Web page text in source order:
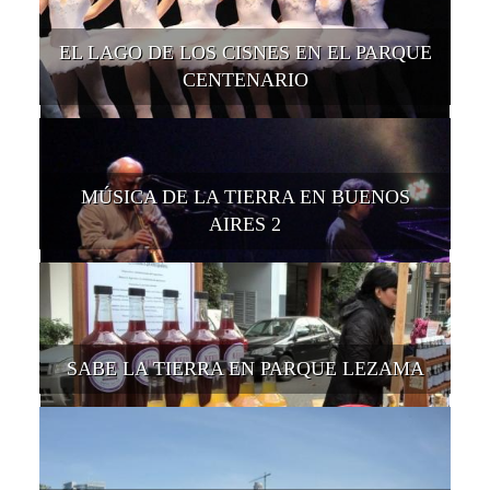
EL LAGO DE LOS CISNES EN EL PARQUE
CENTENARIO
MÚSICA DE LA TIERRA EN BUENOS
AIRES 2
SABE LA TIERRA EN PARQUE LEZAMA